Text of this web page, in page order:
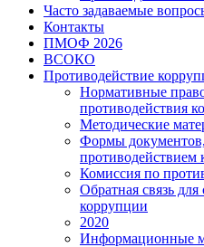
Часто задаваемые
Контакты
ПМОФ 2026
ВСОКО
Противодействие
Нормативные
противодействия
Методические
Формы
противодействием
Комиссия по
Обратная связь
коррупции
2020
Информационные